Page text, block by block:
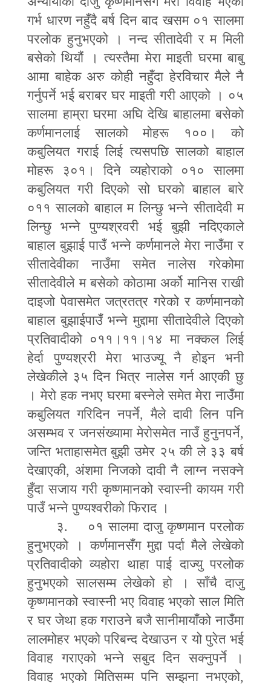
गर्भ धारण नहुँदै बर्ष दिन बाद खसम ०१ सालमा
परलोक हुनुभएको । नन्द सीतादेवी र म मिली
बसेको थियौं । त्यस्तैमा मेरा माइती घरमा बाबु
आमा बाहेक अरु कोही नहुँदा हेरविचार मैले नै
गर्नुपर्ने भई बराबर घर माइती गरी आएको । ०५
सालमा हाम्रा घरमा अघि देखि बाहालमा बसेको
कर्णमानलाई सालको मोहरू १००। को
कबुलियत गराई लिई त्यसपछि सालको बाहाल
मोहरू ३०१। दिने व्यहोराको ०१० सालमा
कबुलियत गरी दिएको सो घरको बाहाल बारे
०११ सालको बाहाल म लिन्छु भन्ने सीतादेवी म
लिन्छु भन्ने पुण्यश्रवरी भई बुझी नदिएकाले
बाहाल बुझाई पाउँ भन्ने कर्णमानले मेरा नाउँमा र
सीतादेवीका नाउँमा समेत नालेस गरेकोमा
सीतादेवीले म बसेको कोठामा अर्को मानिस राखी
दाइजो पेवासमेत जत्रतत्र गरेको र कर्णमानको
बाहाल बुझाईपाउँ भन्ने मुद्दामा सीतादेवीले दिएको
प्रतिवादीको ०११।११।१४ मा नक्कल लिई
हेर्दा पुण्यश्ररी मेरा भाउज्यू नै होइन भनी
लेखेकीले ३५ दिन भित्र नालेस गर्न आएकी छु
। मेरो हक नभए घरमा बस्नेले समेत मेरा नाउँमा
कबुलियत गरिदिन नपर्ने,मैले दावी लिन पनि
असम्भव र जनसंख्यामा मेरोसमेत नाउँ हुनुनपर्ने,
जन्ति भताहासमेत बुझी उमेर २५ की ले ३३ बर्ष
देखाएकी, अंशमा निजको दावी नै लाग्न नसक्ने
हुँदा सजाय गरी कृष्णमानको स्वास्नी कायम गरी
पाउँ भन्ने पुण्यश्वरीको फिराद ।
३. ०१ सालमा दाजु कृष्णमान परलोक
हुनुभएको । कर्णमानसँग मुद्दा पर्दा मैले लेखेको
प्रतिवादीको व्यहोरा थाहा पाई दाज्यु परलोक
हुनुभएको सालसम्म लेखेको हो । साँचै दाजु
कृष्णमानको स्वास्नी भए विवाह भएको साल मिति
र घर जेथा हक गराउने बजै सानीमायाँको नाउँमा
लालमोहर भएको परिबन्द देखाउन र यो पुरेत भई
विवाह गराएको भन्ने सबुद दिन सक्नुपर्ने ।
विवाह भएको मितिसम्म पनि सम्झना नभएको,